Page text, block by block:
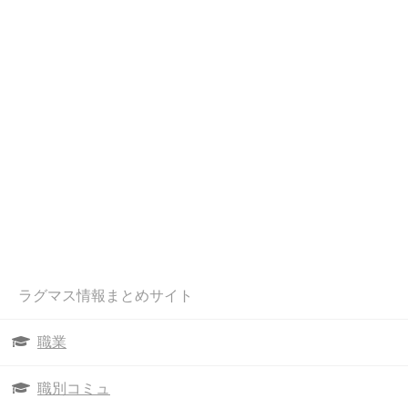
ラグマス情報まとめサイト
職業
職別コミュ